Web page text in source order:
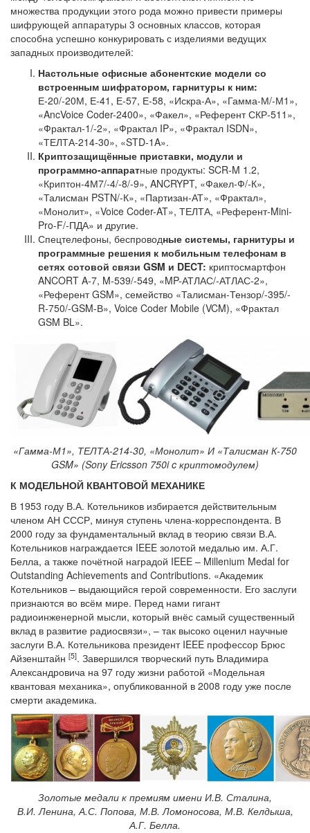
множества продукции этого рода можно привести примеры
шифрующей аппаратуры 3 основных классов, которая
способна успешно конкурировать с изделиями ведущих
западных производителей:
Настольные офисные абонентские модели со
встроенным шифратором, гарнитуры к ним:
Е-20/-20М, Е-41, Е-57, Е-58, «Искра-А», «Гамма-М/-М1»,
«AncVoice Coder-2400», «Факел», «Референт СКР-511»,
«Фрактал-1/-2», «Фрактал IP», «Фрактал ISDN»,
«ТЕЛТА-214-30», «STD-1A».
Криптозащищённые приставки, модули и
программно-аппаратные продукты: SCR-M 1.2,
«Криптон-4М7/-4/-8/-9», ANCRYPT, «Факел-Ф/-К»,
«Талисман PSTN/-К», «Партизан-АТ», «Фрактал»,
«Монолит», «Voice Coder-AT», ТЕЛТА, «Референт-Mini-
Pro-F/-ПДА» и другие.
Спецтелефоны, беспроводные системы, гарнитуры и
программные решения к мобильным телефонам в
сетях сотовой связи GSM и DECT: криптосмартфон
ANCORT A-7, M-539/-549, «MP-АТЛАС/-АТЛАС-2»,
«Референт GSM», семейство «Талисман-Тензор/-395/-
R-750/-GSM-В», Voice Coder Mobile (VCM), «Фрактал
GSM BL».
«Гамма-М1», ТЕЛТА-214-30, «Монолит» И «Талисман К-750
GSM» (Sony Ericsson 750i c криптомодулем)
К МОДЕЛЬНОЙ КВАНТОВОЙ МЕХАНИКЕ
В 1953 году В.А. Котельников избирается действительным
членом АН СССР, минуя ступень члена-корреспондента. В
2000 году за фундаментальный вклад в теорию связи В.А.
Котельников награждается IEEE золотой медалью им. А.Г.
Белла, а также почётной наградой IEEE – Millenium Medal for
Outstanding Achievements and Contributions. «Академик
Котельников – выдающийся герой современности. Его заслуги
признаются во всём мире. Перед нами гигант
радиоинженерной мысли, который внёс самый существенный
вклад в развитие радиосвязи», – так высоко оценил научные
заслуги В.А. Котельникова президент IEEE профессор Брюс
Айзенштайн [5]. Завершился творческий путь Владимира
Александровича на 97 году жизни работой «Модельная
квантовая механика», опубликованной в 2008 году уже после
смерти академика.
Золотые медали к премиям имени И.В. Сталина,
В.И. Ленина, А.С. Попова, М.В. Ломоносова, М.В. Келдыша,
А.Г. Белла.